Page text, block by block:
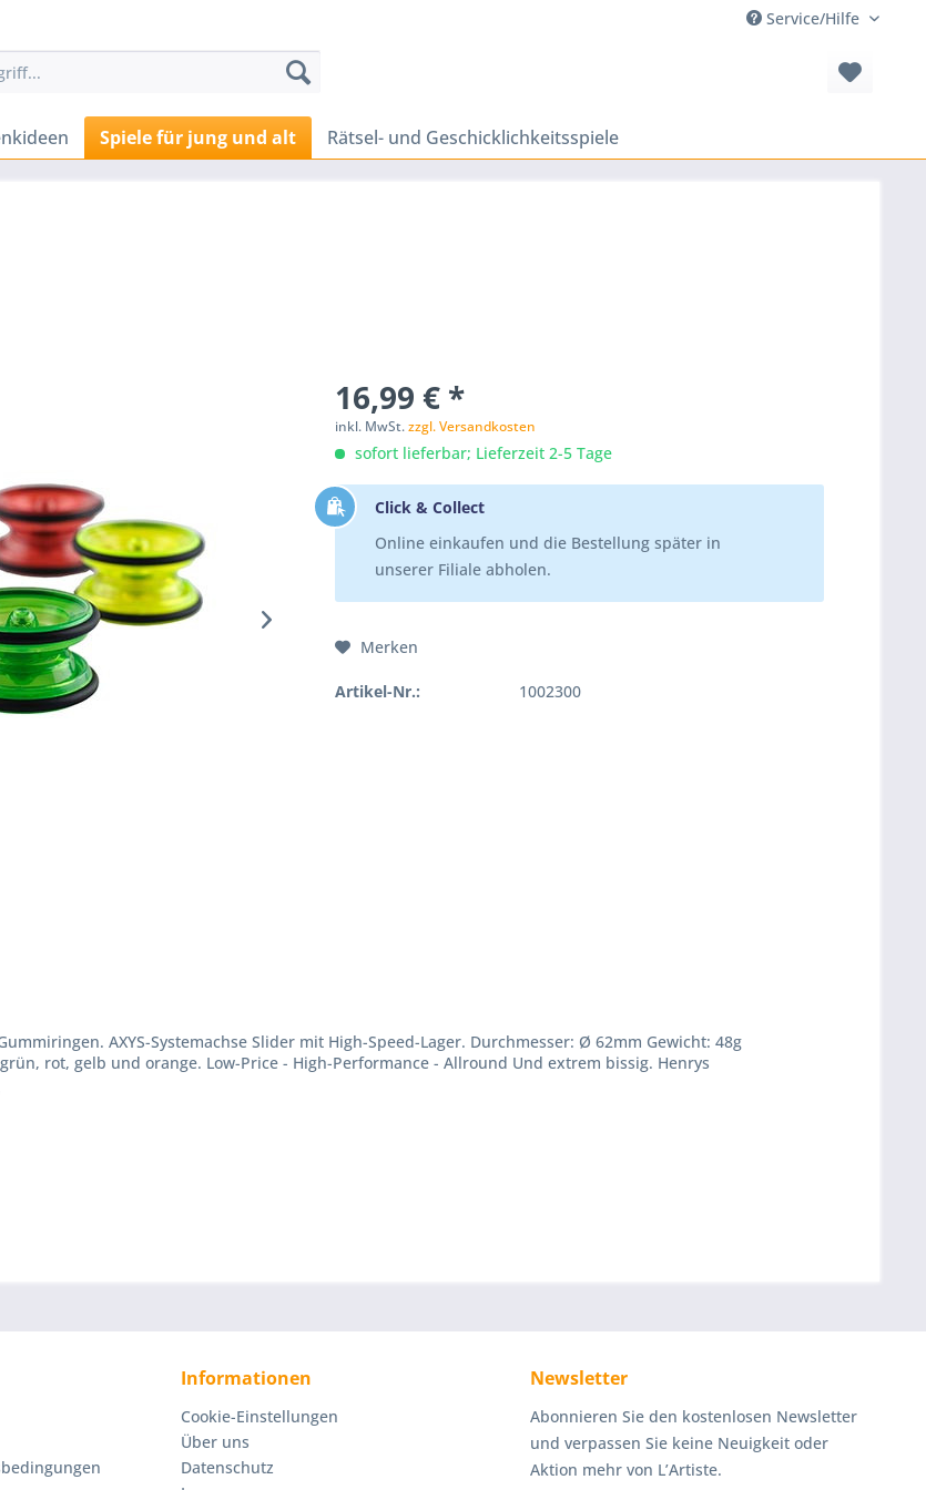
Service/Hilfe
Spiele für jung und alt Rätsel- und Geschicklichkeitsspiele
16,99 € *
inkl. MwSt.zzgl. Versandkosten
sofort lieferbar; Lieferzeit 2-5 Tage
Click & Collect
Online einkaufen und die Bestellung später in
unserer Filiale abholen.
Merken
Artikel-Nr.: 1002300
AXYS-Systemachse Slider mit High-Speed-Lager. Durchmesser: Ø 62mm Gewicht: 48g
rot, gelb und orange. Low-Price - High-Performance - Allround Und extrem bissig. Henrys
Informationen
Cookie-Einstellungen
Über uns
Datenschutz
Newsletter
Abonnieren Sie den kostenlosen Newsletter
und verpassen Sie keine Neuigkeit oder
Aktion mehr von L’Artiste.